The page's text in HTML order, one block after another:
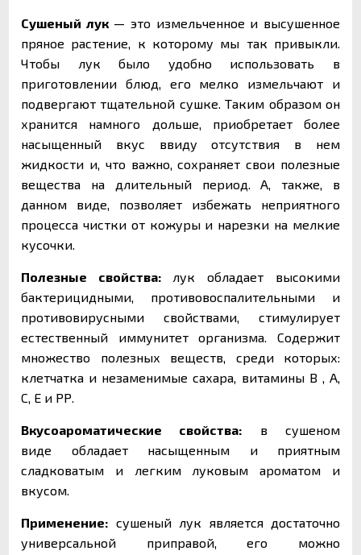
Сушеный лук— это измельченное и высушенное
пряное растение, к которому мы так привыкли.
Чтобы лук было удобно использовать в
приготовлении блюд, его мелко измельчают и
подвергают тщательной сушке. Таким образом он
хранится намного дольше, приобретает более
насыщенный вкус ввиду отсутствия в нем
жидкости и, что важно, сохраняет свои полезные
вещества на длительный период. А, также, в
данном виде, позволяет избежать неприятного
процесса чистки от кожуры и нарезки на мелкие
кусочки.
Полезные свойства: лук обладает высокими
бактерицидными, противовоспалительными и
противовирусными свойствами, стимулирует
естественный иммунитет организма. Содержит
множество
полезных веществ, средикоторых:
клетчатка и незаменимыесахара, витамины В , A,
C, E и РР.
Вкусоароматические свойства: в сушеном
виде обладает насыщенным и приятным
сладковатым и легким луковым ароматом и
вкусом.
Применение: сушеный лук является достаточно
универсальной приправой, его можно